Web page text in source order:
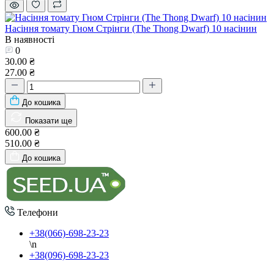
Насіння томату Гном Стрінги (The Thong Dwarf) 10 насінин
В наявності
0
30.00 ₴
27.00 ₴
До кошика
Показати ще
600.00 ₴
510.00 ₴
До кошика
Телефони
+38(066)-698-23-23
\n
+38(096)-698-23-23